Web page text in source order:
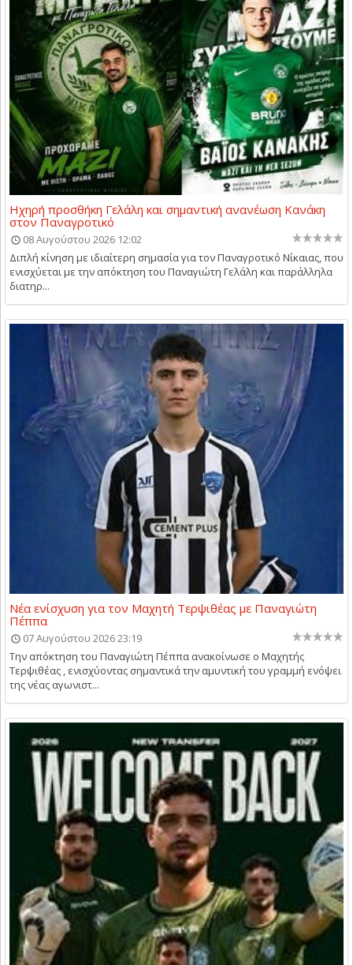
Ηχηρή προσθήκη Γελάλη και σημαντική ανανέωση Κανάκη
στον Παναγροτικό
08 Αυγούστου 2026 12:02
Διπλή κίνηση με ιδιαίτερη σημασία για τον Παναγροτικό Νίκαιας, που
ενισχύεται με την απόκτηση του Παναγιώτη Γελάλη και παράλληλα
διατηρ...
Νέα ενίσχυση για τον Μαχητή Τερψιθέας με Παναγιώτη
Πέππα
07 Αυγούστου 2026 23:19
Την απόκτηση του Παναγιώτη Πέππα ανακοίνωσε ο Μαχητής
Τερψιθέας , ενισχύοντας σημαντικά την αμυντική του γραμμή ενόψει
της νέας αγωνιστ...